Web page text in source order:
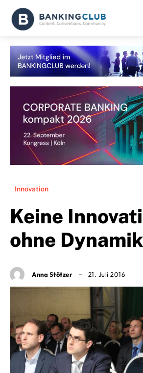
Innovation
Keine
ohne Dynamik
Anna Stötzer 21. Juli 2016